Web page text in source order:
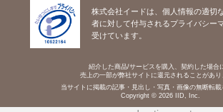
株式会社イードは、個人情報の適切
者に対して付与されるプライバシー
受けています。
紹介した商品/サービスを購入、契約した場合に
売上の一部が弊社サイトに還元されることがあり
当サイトに掲載の記事・見出し・写真・画像の無断転載
Copyright © 2026 IID, Inc.